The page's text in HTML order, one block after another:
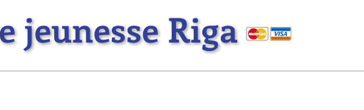
jeunesse Riga